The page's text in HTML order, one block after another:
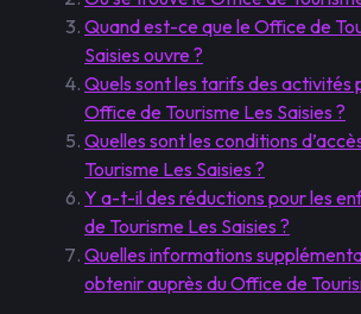
Quand est-ce que le Office de
Saisies ouvre ?
Quels sont les tarifs des activités
Office de Tourisme Les Saisies ?
Quelles sont les conditions
Tourisme Les Saisies ?
Y a-t-il des réductions pour les
de Tourisme Les Saisies ?
Quelles informations
obtenir auprès du Office de